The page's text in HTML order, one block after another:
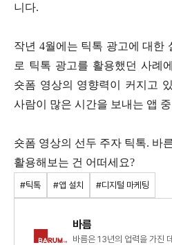
니다.
작년 4월에는 틱톡 광고에 대한
로 틱톡 광고를 활용했던 사례
숏폼 영상의 영향력이 커지고
사람이 많은 시간을 보내는 앱
숏폼 영상의 선두 주자 틱톡. 바
활용해보는 건 어떠세요?
#틱톡 #앱 설치 #디지털 마케팅
바름
바름은 13년의 업력을 가진